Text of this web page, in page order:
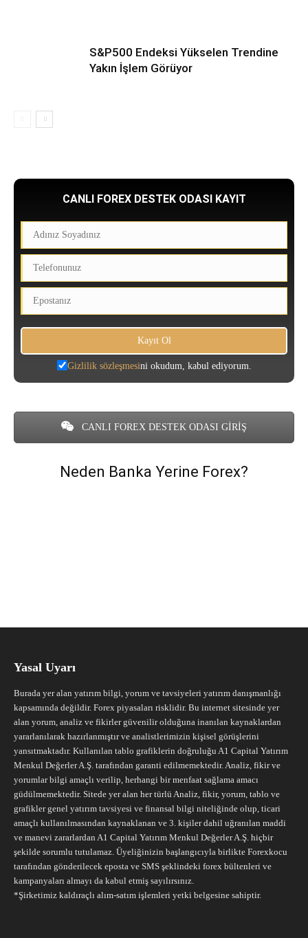
S&P500 Endeksi Yükselen Trendine
Yakın İşlem Görüyor
CANLI FOREX DESTEK ODASI KAYIT
Gizlilik sözleşmesini okudum, kabul ediyorum.
CANLI FOREX DESTEK ODASI GİRİŞ
Neden Banka Yerine Forex?
Yasal Uyarı
Burada yer alan yatırım bilgi, yorum ve tavsiyeleri yatırım danışmanlığı
kapsamında değildir. Forex piyasaları risklidir. Bu internet sitesinde yer
alan yorum, analiz ve fikirler güvenilir olduğuna inanılan kaynaklardan
yararlanılarak hazırlanmıştır ve analistlerimizin kişisel görüşlerini
yansıtmaktadır. Kullanılan tablo grafiklerin doğruluğu A1 Capital Yatırım
Menkul Değerler A.Ş. tarafından garanti edilmemektedir. Analiz, fikir ve
yorumlar bilgi amaçlı verilip, herhangi bir menfaat sağlama amacı
güdülmemektedir. Sitede yer alan her türlü Analiz, fikir, yorum, tablo ve
grafikler genel yatırım tavsiyesi ve finansal bilgi niteliğinde olup, ticari
amaçlı kullanılmasından kaynaklanan ve 3. kişiler dahil uğranılan maddi
ve manevi zararlardan A1 Capital Yatırım Menkul Değerler A.Ş. hiçbir
şekilde sorumlu tutulamaz. Üyeliğinizin başlangıcıyla birlikte Forexkocu
tarafından gönderilecek eposta ve SMS şeklindeki forex bültenleri ve
kampanyaları almayı da kabul etmiş sayılırsınız.
*Şirketimiz kaldıraçlı alım-satım işlemleri yetki belgesine sahiptir.